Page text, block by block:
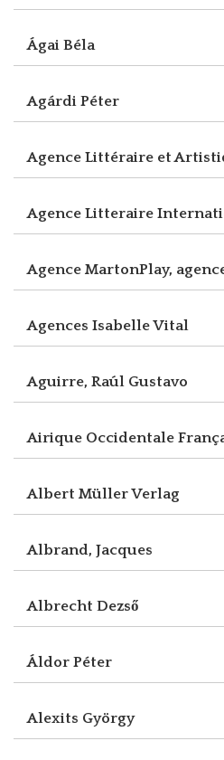
Ágai Béla
Agárdi Péter
Agence Littéraire et
Agence Litteraire
Agence MartonPlay,
Agences Isabelle Vital
Aguirre, Raúl Gustavo
Airique Occidentale
Albert Müller Verlag
Albrand, Jacques
Albrecht Dezső
Áldor Péter
Alexits György